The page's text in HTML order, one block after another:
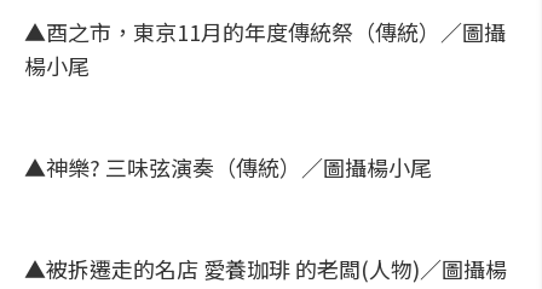
▲酉之市，東京11月的年度傳統祭（傳統）／圖攝
楊小尾
▲神樂? 三味弦演奏（傳統）／圖攝楊小尾
▲被拆遷走的名店 愛養珈琲 的老闆(人物)／圖攝楊